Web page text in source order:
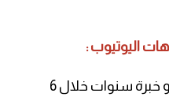
اليوتيوب :
1- سوف نعطيك شرح مفصل و خبرة سنوات خلال 6